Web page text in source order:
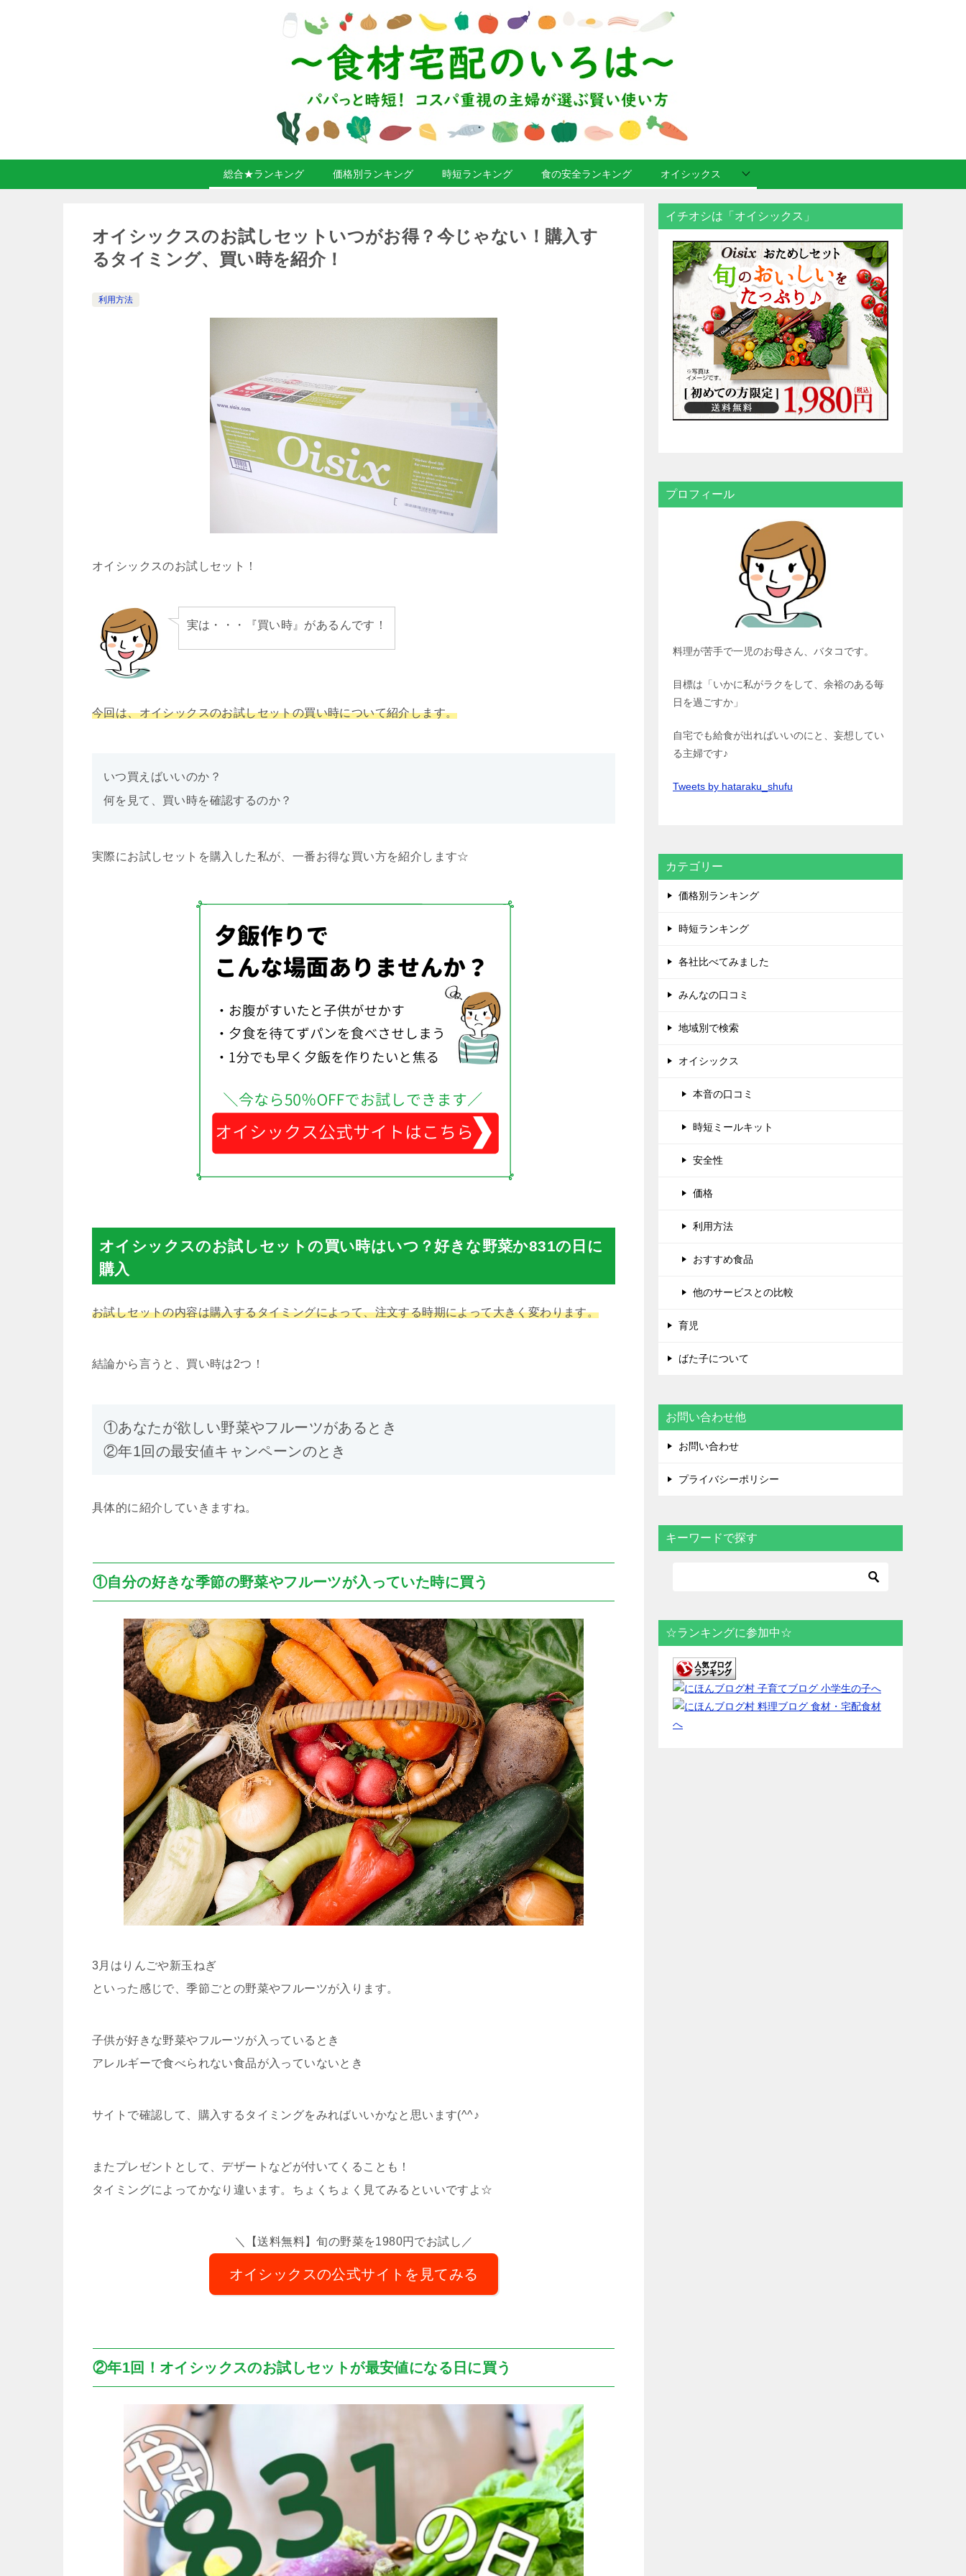
総合★ランキング 価格別ランキング 時短ランキング 食の安全ランキング オイシックス
オイシックスのお試しセットいつがお得？今じゃない！購入す
るタイミング、買い時を紹介！
利用方法
オイシックスのお試しセット！
実は・・・『買い時』があるんです！
今回は、オイシックスのお試しセットの買い時について紹介します。
いつ買えばいいのか？
何を見て、買い時を確認するのか？
実際にお試しセットを購入した私が、一番お得な買い方を紹介します☆
オイシックスのお試しセットの買い時はいつ？好きな野菜か831の日に
購入
お試しセットの内容は購入するタイミングによって、注文する時期によって大きく変わります。
結論から言うと、買い時は2つ！
①あなたが欲しい野菜やフルーツがあるとき
②年1回の最安値キャンペーンのとき
具体的に紹介していきますね。
①自分の好きな季節の野菜やフルーツが入っていた時に買う
3月はりんごや新玉ねぎ
といった感じで、季節ごとの野菜やフルーツが入ります。
子供が好きな野菜やフルーツが入っているとき
アレルギーで食べられない食品が入っていないとき
サイトで確認して、購入するタイミングをみればいいかなと思います(^^♪
またプレゼントとして、デザートなどが付いてくることも！
タイミングによってかなり違います。ちょくちょく見てみるといいですよ☆
＼【送料無料】旬の野菜を1980円でお試し／
オイシックスの公式サイトを見てみる
②年1回！オイシックスのお試しセットが最安値になる日に買う
イチオシは「オイシックス」
プロフィール
料理が苦手で一児のお母さん、バタコです。
目標は「いかに私がラクをして、余裕のある毎
日を過ごすか」
自宅でも給食が出ればいいのにと、妄想してい
る主婦です♪
Tweets by hataraku_shufu
カテゴリー
価格別ランキング
時短ランキング
各社比べてみました
みんなの口コミ
地域別で検索
オイシックス
本音の口コミ
時短ミールキット
安全性
価格
利用方法
おすすめ食品
他のサービスとの比較
育児
ばた子について
お問い合わせ他
お問い合わせ
プライバシーポリシー
キーワードで探す
☆ランキングに参加中☆